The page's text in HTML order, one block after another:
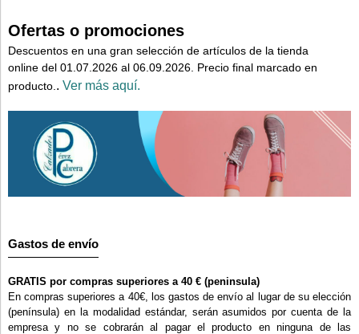
Ofertas o promociones
Descuentos en una gran selección de artículos de la tienda
online del 01.07.2026 al 06.09.2026. Precio final marcado en
producto. . Ver más aquí.
Gastos de envío
GRATIS por compras superiores a 40 € (peninsula)
En compras superiores a 40€, los gastos de envío al lugar de su elección
(península) en la modalidad estándar, serán asumidos por cuenta de la
empresa y no se cobrarán al pagar el producto en ninguna de las